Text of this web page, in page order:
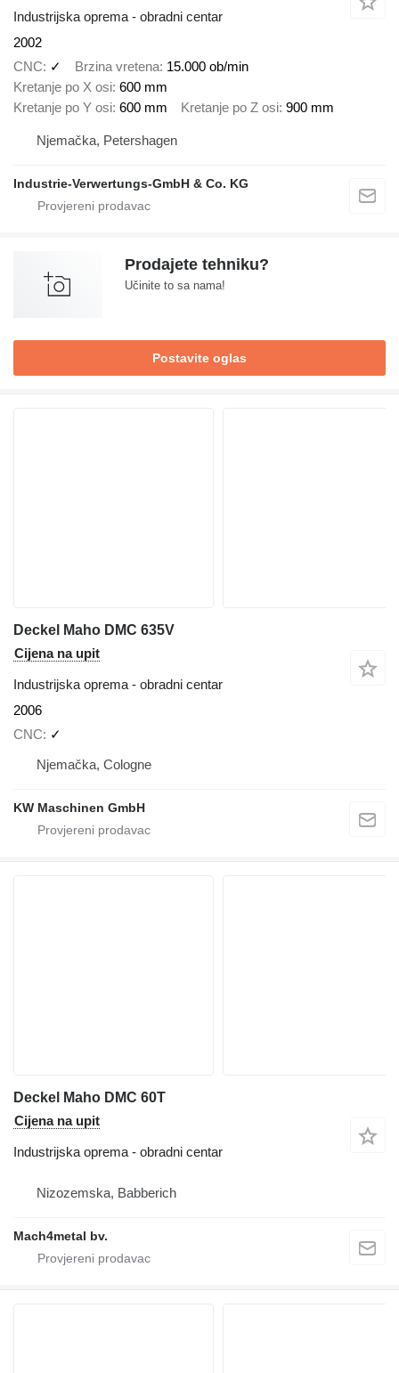
Industrijska oprema - obradni centar
2002
CNC
✓ Brzina vretena 15.000 ob/min
Kretanje po X osi 600 mm
Kretanje po Y osi 600 mm Kretanje po Z osi 900 mm
Njemačka, Petershagen
Industrie-Verwertungs-GmbH & Co. KG
Prodajete tehniku?
Učinite to sa nama!
Postavite oglas
Deckel Maho DMC 635V
Cijena na upit
Industrijska oprema - obradni centar
2006
CNC
✓
Njemačka, Cologne
KW Maschinen GmbH
Deckel Maho DMC 60T
Cijena na upit
Industrijska oprema - obradni centar
Nizozemska, Babberich
Mach4metal bv.